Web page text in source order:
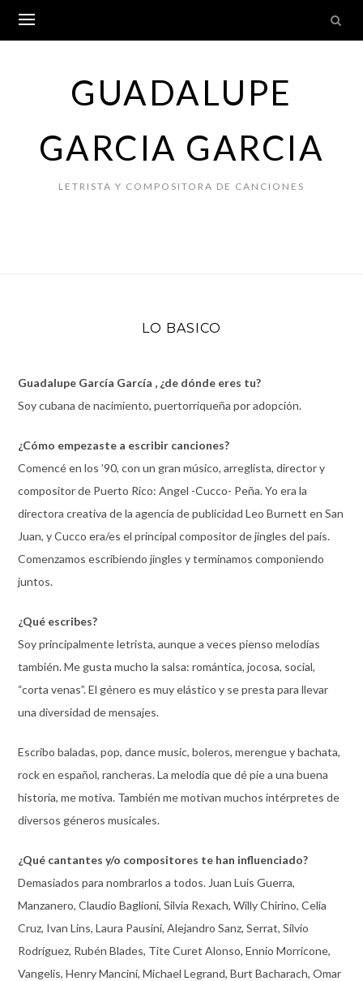
content
GUADALUPE
GARCIA GARCIA
LETRISTA Y COMPOSITORA DE CANCIONES
LO BASICO
Guadalupe García García , ¿de dónde eres tu?
Soy cubana de nacimiento, puertorriqueña por adopción.
¿Cómo empezaste a escribir canciones?
Comencé en los ’90, con un gran músico, arreglista, director y
compositor de Puerto Rico: Angel -Cucco- Peña. Yo era la
directora creativa de la agencia de publicidad Leo Burnett en San
Juan, y Cucco era/es el principal compositor de jingles del país.
Comenzamos escribiendo jingles y terminamos componiendo
juntos.
¿Qué escribes?
Soy principalmente letrista, aunque a veces pienso melodías
también. Me gusta mucho la salsa: romántica, jocosa, social,
“corta venas”. El género es muy elástico y se presta para llevar
una diversidad de mensajes.
Escribo baladas, pop, dance music, boleros, merengue y bachata,
rock en español, rancheras. La melodía que dé pie a una buena
historia, me motiva. También me motivan muchos intérpretes de
diversos géneros musicales.
¿Qué cantantes y/o compositores te han influenciado?
Demasiados para nombrarlos a todos. Juan Luis Guerra,
Manzanero, Claudio Baglioni, Silvia Rexach, Willy Chirino, Celia
Cruz, Ivan Lins, Laura Pausini, Alejandro Sanz, Serrat, Silvio
Rodríguez, Rubén Blades, Tite Curet Alonso, Ennio Morricone,
Vangelis, Henry Mancini, Michael Legrand, Burt Bacharach, Omar